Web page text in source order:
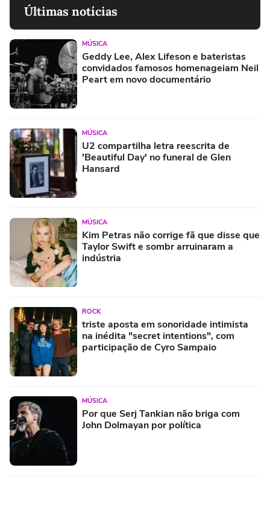
Últimas notícias
MÚSICA
Geddy Lee, Alex Lifeson e bateristas
convidados famosos homenageiam Neil
Peart em novo documentário
MÚSICA
U2 compartilha letra reescrita de
'Beautiful Day' no funeral de Glen
Hansard
MÚSICA
Kim Petras não corrige fã que disse que
Taylor Swift e sombr arruinaram a
indústria
ROCK
triste aposta em sonoridade intimista
na inédita "secret intentions", com
participação de Cyro Sampaio
MÚSICA
Por que Serj Tankian não briga com
John Dolmayan por política